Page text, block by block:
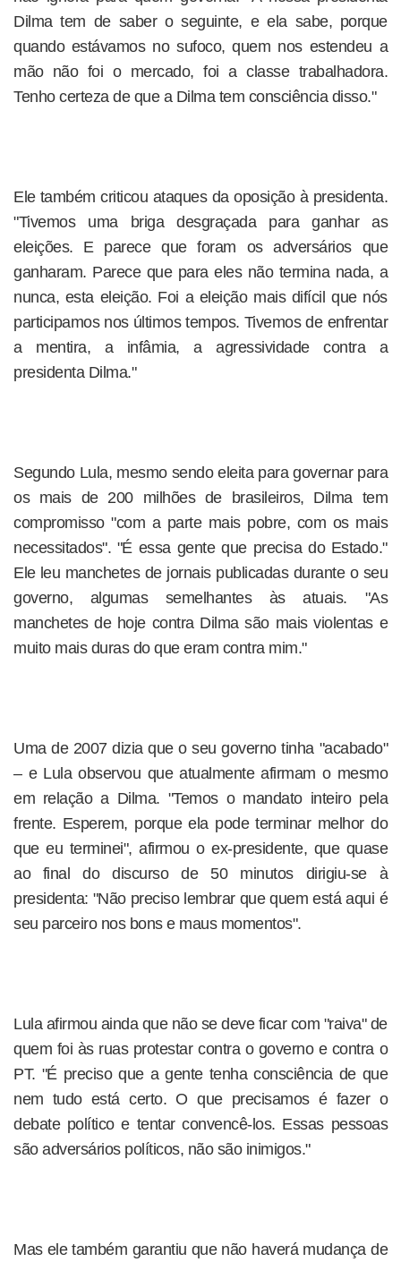
Dilma tem de saber o seguinte, e ela sabe, porque
quando estávamos no sufoco, quem nos estendeu a
mão não foi o mercado, foi a classe trabalhadora.
Tenho certeza de que a Dilma tem consciência disso."
Ele também criticou ataques da oposição à presidenta.
"Tivemos uma briga desgraçada para ganhar as
eleições. E parece que foram os adversários que
ganharam. Parece que para eles não termina nada, a
nunca, esta eleição. Foi a eleição mais difícil que nós
participamos nos últimos tempos. Tivemos de enfrentar
a mentira, a infâmia, a agressividade contra a
presidenta Dilma."
Segundo Lula, mesmo sendo eleita para governar para
os mais de 200 milhões de brasileiros, Dilma tem
compromisso "com a parte mais pobre, com os mais
necessitados". "É essa gente que precisa do Estado."
Ele leu manchetes de jornais publicadas durante o seu
governo, algumas semelhantes às atuais. "As
manchetes de hoje contra Dilma são mais violentas e
muito mais duras do que eram contra mim."
Uma de 2007 dizia que o seu governo tinha "acabado"
– e Lula observou que atualmente afirmam o mesmo
em relação a Dilma. "Temos o mandato inteiro pela
frente. Esperem, porque ela pode terminar melhor do
que eu terminei", afirmou o ex-presidente, que quase
ao final do discurso de 50 minutos dirigiu-se à
presidenta: "Não preciso lembrar que quem está aqui é
seu parceiro nos bons e maus momentos".
Lula afirmou ainda que não se deve ficar com "raiva" de
quem foi às ruas protestar contra o governo e contra o
PT. "É preciso que a gente tenha consciência de que
nem tudo está certo. O que precisamos é fazer o
debate político e tentar convencê-los. Essas pessoas
são adversários políticos, não são inimigos."
Mas ele também garantiu que não haverá mudança de